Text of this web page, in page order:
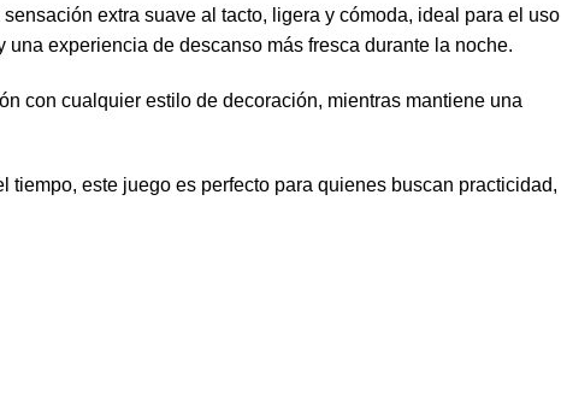
extra suave al tacto, ligera y cómoda, ideal para el uso
experiencia de descanso más fresca durante la noche.
con cualquier estilo de decoración, mientras mantiene una
este juego es perfecto para quienes buscan practicidad,